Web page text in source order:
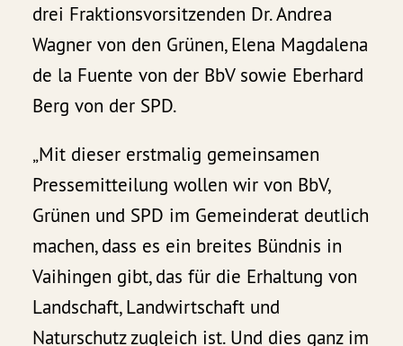
drei Fraktionsvorsitzenden Dr. Andrea
Wagner von den Grünen, Elena Magdalena
de la Fuente von der BbV sowie Eberhard
Berg von der SPD.
„Mit dieser erstmalig gemeinsamen
Pressemitteilung wollen wir von BbV,
Grünen und SPD im Gemeinderat deutlich
machen, dass es ein breites Bündnis in
Vaihingen gibt, das für die Erhaltung von
Landschaft, Landwirtschaft und
Naturschutz zugleich ist. Und dies ganz im